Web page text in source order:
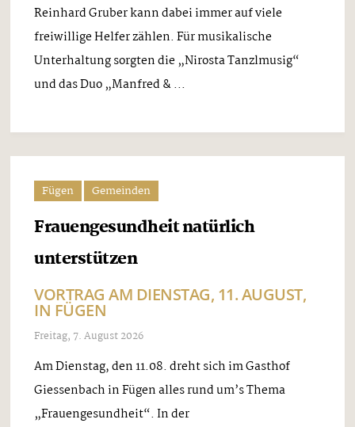
Reinhard Gruber kann dabei immer auf viele
freiwillige Helfer zählen. Für musikalische
Unterhaltung sorgten die „Nirosta Tanzlmusig“
und das Duo „Manfred & ...
Fügen Gemeinden
Frauengesundheit natürlich
unterstützen
VORTRAG AM DIENSTAG, 11. AUGUST,
IN FÜGEN
Freitag, 7. August 2026
Am Dienstag, den 11.08. dreht sich im Gasthof
Giessenbach in Fügen alles rund um’s Thema
„Frauengesundheit“. In der